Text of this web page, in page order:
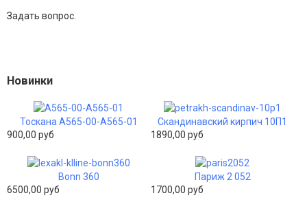
Задать вопрос.
Новинки
Тоскана A565-00-A565-01
900,00 руб
Скандинавский кирпич 10П1
1890,00 руб
Bonn 360
6500,00 руб
Париж 2 052
1700,00 руб